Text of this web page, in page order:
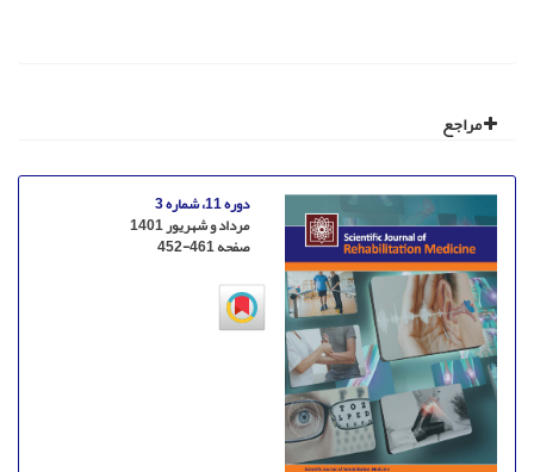
مراجع
دوره 11، شماره 3
مرداد و شهریور 1401
صفحه452-461